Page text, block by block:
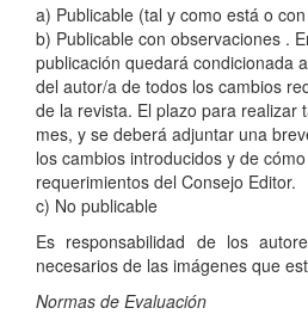
a) Publicable (tal y como está o
b) Publicable con observaciones .
publicación quedará condicionada
del autor/a de todos los cambios
de la revista. El plazo para realizar
mes, y se deberá adjuntar una
los cambios introducidos y de
requerimientos del Consejo Editor.
c) No publicable
Es responsabilidad de los
necesarios de las imágenes que
Normas de Evaluación